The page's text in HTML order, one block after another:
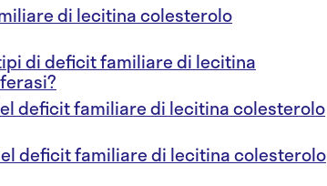
di lecitina colesterolo
di deficit familiare di lecitina
deficit familiare di lecitina colesterolo
deficit familiare di lecitina colesterolo